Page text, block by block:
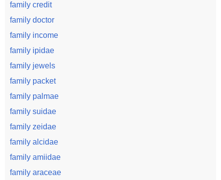
family credit
family doctor
family income
family ipidae
family jewels
family packet
family palmae
family suidae
family zeidae
family alcidae
family amiidae
family araceae